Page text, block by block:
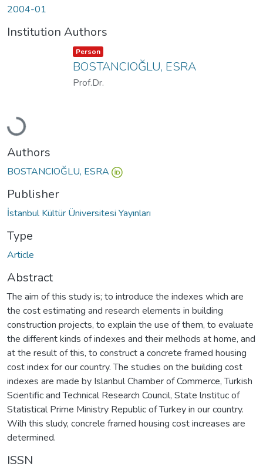
:
2004-01
Institution Authors
Loading...
Item type:
Person ,
BOSTANCIOĞLU, ESRA
Prof.Dr.
Authors
BOSTANCIOĞLU, ESRA
Publisher
İstanbul Kültür Üniversitesi Yayınları
Type
Article
Abstract
The aim of this study is; to introduce the indexes which are
the cost estimating and research elements in building
construction projects, to explain the use of them, to evaluate
the different kinds of indexes and their melhods at home, and
at the result of this, to construct a concrete framed housing
cost index for our country. The studies on the building cost
indexes are made by Islanbul Chamber of Commerce, Turkish
Scientific and Technical Research Council, State lnstituc of
Statistical Prime Ministry Republic of Turkey in our country.
Wilh this sludy, concrele framed housing cost increases are
determined.
ISSN